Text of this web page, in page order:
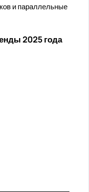
и параллельные
2025 года